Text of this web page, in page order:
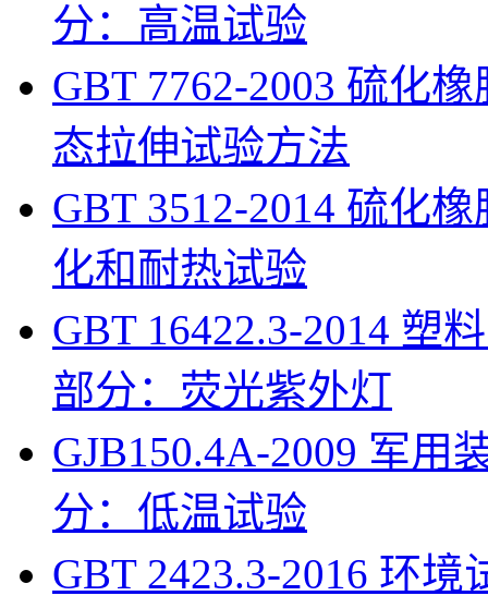
分：高温试验
GBT 7762-2003 硫化
态拉伸试验方法
GBT 3512-2014 硫化
化和耐热试验
GBT 16422.3-2014 塑
部分：荧光紫外灯
GJB150.4A-2009 军用
分：低温试验
GBT 2423.3-2016 环